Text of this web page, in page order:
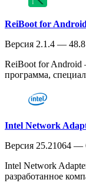
ReiBoot for Android
Версия 2.1.4 —
ReiBoot for Android
программа,
Intel Network
Версия 25.21064
Intel Network
разработанное